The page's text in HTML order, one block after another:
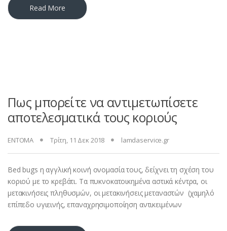
Read More
Πως μπορείτε να αντιμετωπίσετε
αποτελεσματικά τους κοριούς
ΕΝΤΟΜΑ Τρίτη, 11 Δεκ 2018 lamdaservice.gr
Bed bugs η αγγλική κοινή ονομασία τους, δείχνει τη σχέση του
κοριού με το κρεβάτι. Τα πυκνοκατοικημένα αστικά κέντρα, οι
μετακινήσεις πληθυσμών, οι μετακινήσεις μεταναστών (χαμηλό
επίπεδο υγιεινής, επαναχρησιμοποίηση αντικειμένων